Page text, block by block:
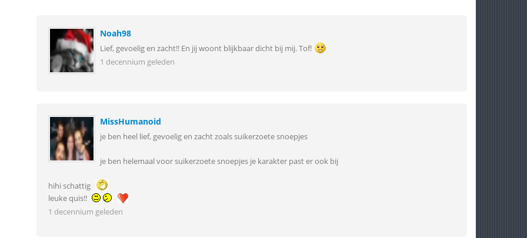
Noah98
Lief, gevoelig en zacht!! En jij woont blijkbaar dicht bij mij. Tof!
1 decennium geleden
MissHumanoid
je ben heel lief, gevoelig en zacht zoals suikerzoete snoepjes
je ben helemaal voor suikerzoete snoepjes je karakter past er ook bij
hihi schattig
leuke quis!!
1 decennium geleden